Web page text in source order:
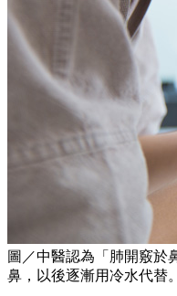
圖／中醫認為「肺開竅於
鼻，以後逐漸用冷水代替